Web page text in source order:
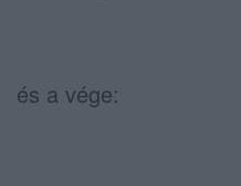
és a vége: